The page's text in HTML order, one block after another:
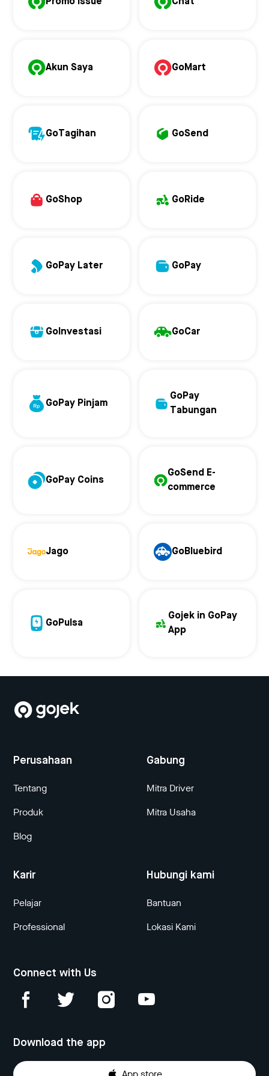
Promo Issue Chat
Akun Saya GoMart
GoTagihan GoSend
GoShop GoRide
GoPay Later GoPay
GoInvestasi GoCar
GoPay Pinjam
GoPay
Tabungan
GoPay Coins
GoSend E-
commerce
Jago GoBluebird
GoPulsa
Gojek in GoPay
App
Perusahaan
Tentang
Produk
Blog
Gabung
Mitra Driver
Mitra Usaha
Karir
Pelajar
Professional
Hubungi kami
Bantuan
Lokasi Kami
Connect with Us
Download the app